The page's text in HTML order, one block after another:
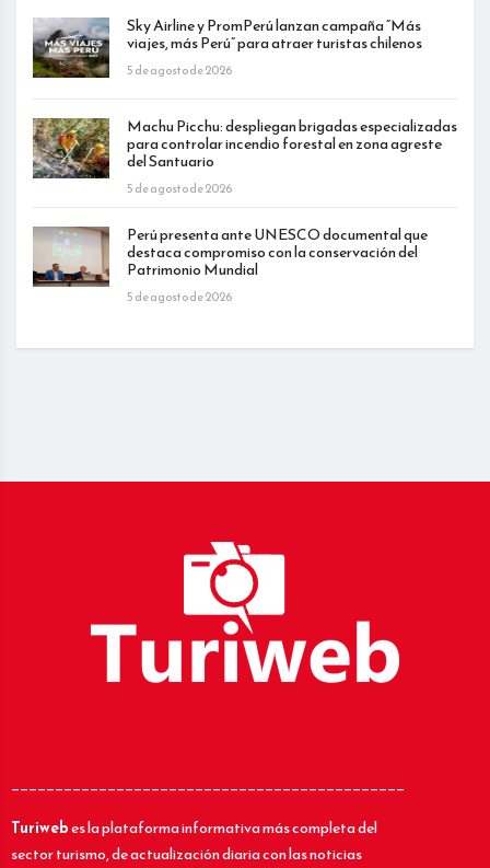
Sky Airline y PromPerú lanzan campaña “Más
viajes, más Perú” para atraer turistas chilenos
5 de agosto de 2026
Machu Picchu: despliegan brigadas especializadas
para controlar incendio forestal en zona agreste
del Santuario
5 de agosto de 2026
Perú presenta ante UNESCO documental que
destaca compromiso con la conservación del
Patrimonio Mundial
5 de agosto de 2026
_____________________________________________
Turiwebes la plataforma informativa más completa del
sector turismo, de actualización diaria con las noticias